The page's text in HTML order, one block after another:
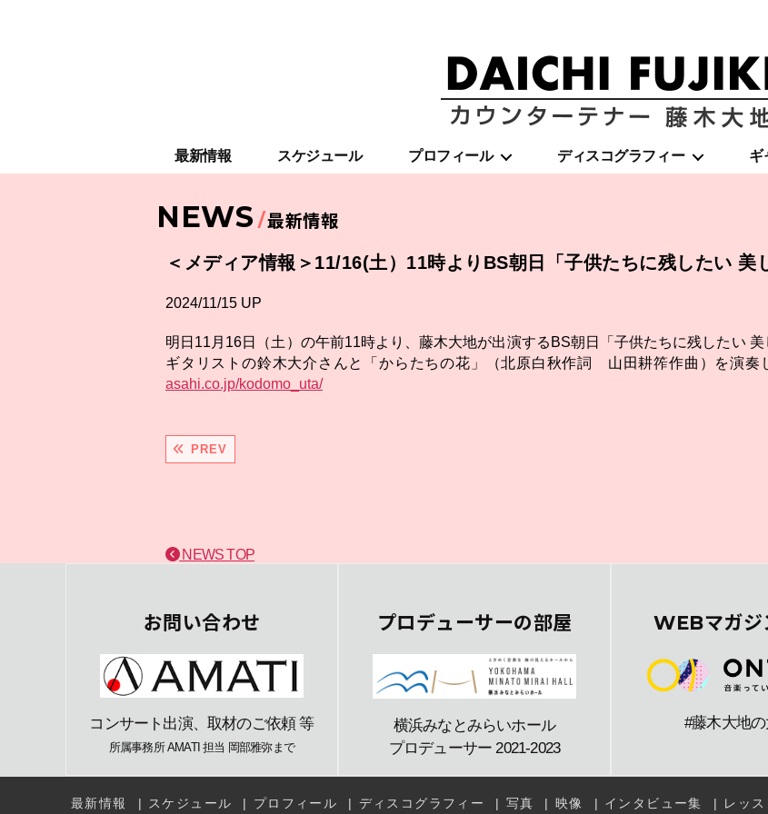
木
大
OFFICIAL
最新情報 スケジュール プロフィール ディスコグラフィー ギ
NEWS 最新情報
＜メディア情報＞11/16(土）11時よりBS朝日「子供たちに残したい 美
2024/11/15 UP
明日11月16日（土）の午前11時より、藤木大地が出演するBS朝日「子供たちに残したい
ギタリストの鈴木大介さんと「からたちの花」（北原白秋作詞 山田耕筰作曲）を演奏
asahi.co.jp/kodomo_uta/
PREV
NEWS TOP
お問い合わせ
コンサート出演、取材のご依頼 等
所属事務所 AMATI 担当 岡部雅弥まで
プロデューサーの部屋
横浜みなとみらいホール
プロデューサー 2021-2023
WEBマガジ
#藤木大地
最新情報 スケジュール プロフィール ディスコグラフィー 写真 映像 インタビュー集 レッス